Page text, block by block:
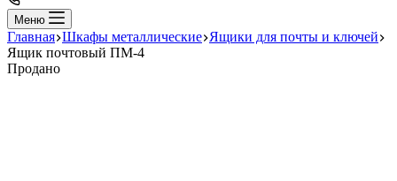
Меню
Главная Шкафы металлические Ящики для почты и ключей
Ящик почтовый ПМ-4
Продано